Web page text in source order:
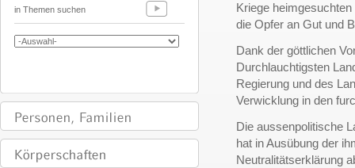
in Themen suchen
Kriege
die Opfer an Gut und
Dank der göttlichen
Durchlauchtigsten
Regierung und des
Verwicklung in den
Die aussenpolitische
hat in Ausübung der
Neutralitätserklärung